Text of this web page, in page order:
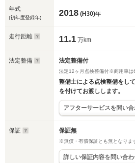
年式
(初年度登録年) 2018 (H30)年
走行距離 11.1 万km
法定整備 法定整備付
法定12ヶ月点検整備付※商用車は
整備士による点検整備をし
を付けてお渡しします。
アフターサービスを問い
保証 保証無
※無償・有償保証とも無となりま
詳しい保証内容を問い合わ